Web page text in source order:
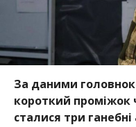
За даними
короткий проміжок
сталися три